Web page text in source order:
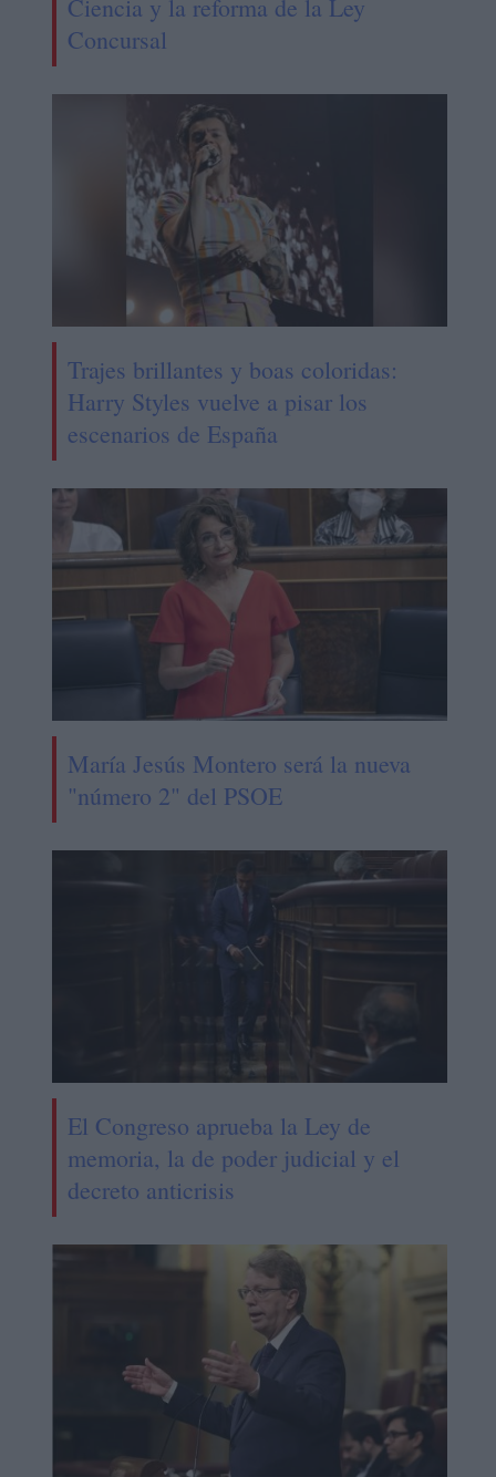
Ciencia y la reforma de la Ley
Concursal
Trajes brillantes y boas coloridas:
Harry Styles vuelve a pisar los
escenarios de España
María Jesús Montero será la nueva
"número 2" del PSOE
El Congreso aprueba la Ley de
memoria, la de poder judicial y el
decreto anticrisis